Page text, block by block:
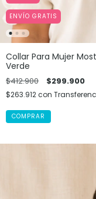
ENVÍO GRATIS
Collar Para Mujer
Verde
$412.900 $299.900
$263.912con
COMPRAR